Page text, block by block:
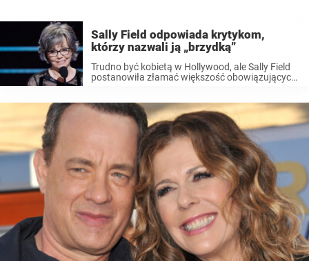
Sally Field odpowiada krytykom,
którzy nazwali ją „brzydką”
Trudno być kobietą w Hollywood, ale Sally Field
postanowiła złamać większość obowiązujących
magnolie”. Jednak warta uwagi jest też
aktywność Sally ...